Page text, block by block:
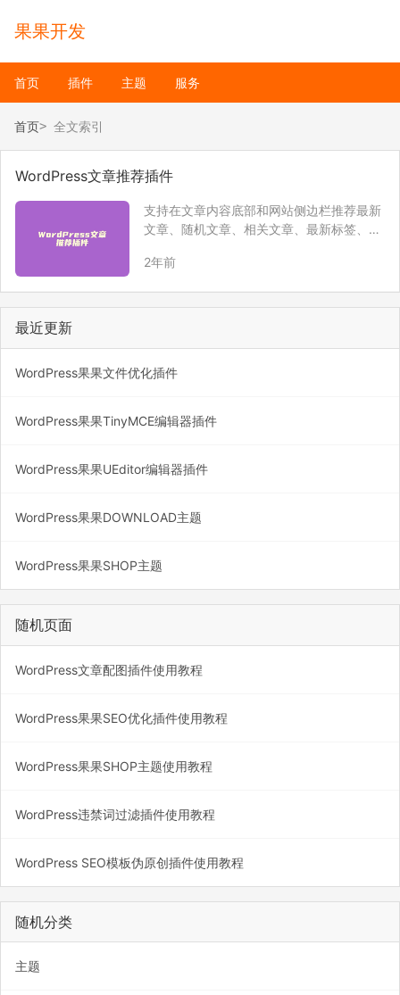
果果开发
首页 插件 主题 服务
首页 全文索引
WordPress文章推荐插件
支持在文章内容底部和网站侧边栏推荐最新
文章、随机文章、相关文章、最新标签、随
2年前
最近更新
WordPress果果文件优化插件
WordPress果果TinyMCE编辑器插件
WordPress果果UEditor编辑器插件
WordPress果果DOWNLOAD主题
WordPress果果SHOP主题
随机页面
WordPress文章配图插件使用教程
WordPress果果SEO优化插件使用教程
WordPress果果SHOP主题使用教程
WordPress违禁词过滤插件使用教程
WordPress SEO模板伪原创插件使用教程
随机分类
主题